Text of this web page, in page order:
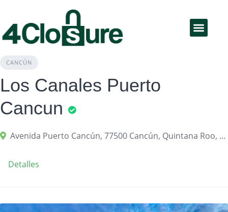
CANCÚN
Los Canales Puerto
Cancun
Avenida Puerto Cancún, 77500 Cancún, Quintana Roo, México
Detalles